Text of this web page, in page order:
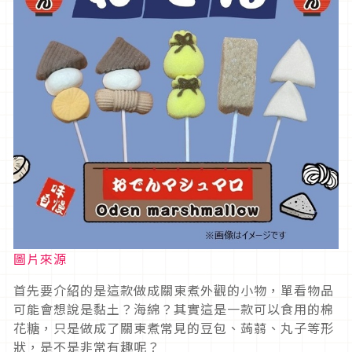
圖片來源
首先要介紹的是這款做成關東煮外觀的小物，單看物品
可能會想說是黏土？海綿？其實這是一款可以食用的棉
花糖，只是做成了關東煮常見的豆包、蒟蒻、丸子等形
狀，是不是非常有趣呢？